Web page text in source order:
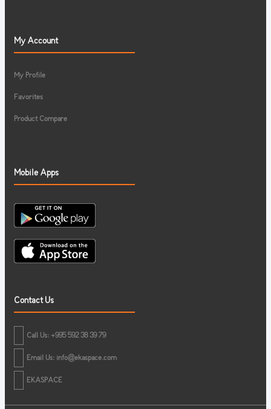
My Account
My Profile
Favorites
Product Compare
Mobile Apps
Contact Us
Call Us: +995 592 38 39 79
Email Us: info@ekaspace.com
EKASPACE